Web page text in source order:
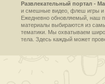
Развлекательный портал -
и смешные видео, флеш игры и
Ежедневно обновляемый, наш
материалы выбираются из
тематики. Мы охватываем
тела. Здесь каждый может